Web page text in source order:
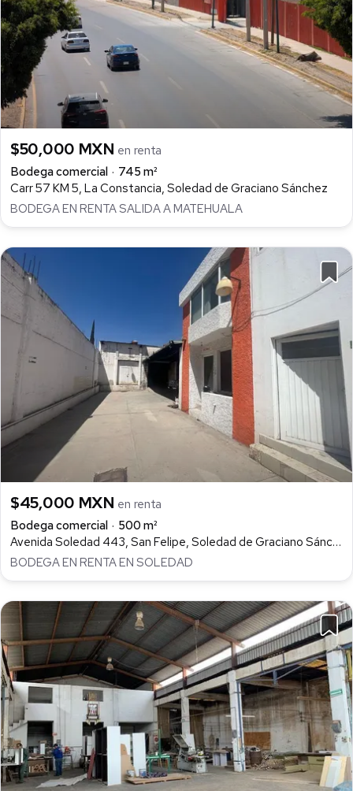
$50,000 MXN en renta
Bodega comercial
745 m²
Carr 57 KM 5, La Constancia, Soledad de Graciano Sánchez
BODEGA EN RENTA SALIDA A MATEHUALA
$45,000 MXN en renta
Bodega comercial
500 m²
Avenida Soledad 443, San Felipe, Soledad de Graciano Sánchez
BODEGA EN RENTA EN SOLEDAD